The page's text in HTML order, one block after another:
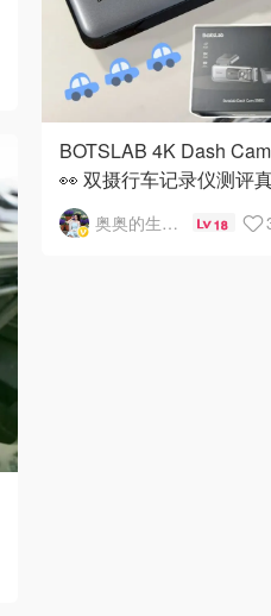
BOTSLAB 4K Dash Cam
👀 双摄行车记录仪测评
实感受📸
奥奥的生活日记 18